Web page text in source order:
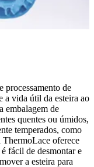
processamento de
a vida útil da esteira ao
embalagem de
quentes ou úmidos,
temperados, como
ThermoLace oferece
fácil de desmontar e
a esteira para